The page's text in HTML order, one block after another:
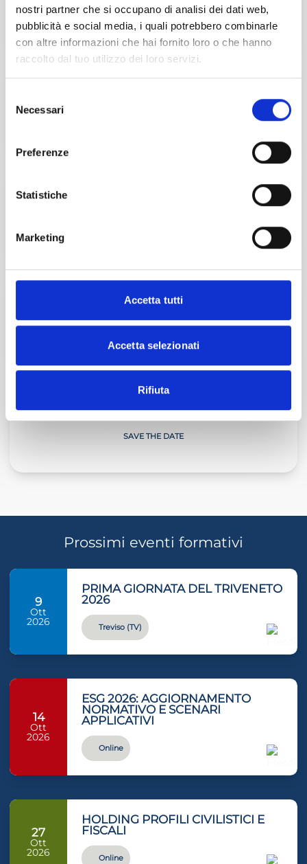
nostri partner che si occupano di analisi dei dati web,
pubblicità e social media, i quali potrebbero combinarle
con altre informazioni che hai fornito loro o che hanno
raccolto dal tuo utilizzo dei loro servizi.
delNecessari
Preferenze
Statistiche
Marketing
Accetta tutti
Accetta selezionati
Rifiuta
Padova (PD)
Esplora
Il Commercialista Veneto
SAVE THE DATE
Prossimi eventi formativi
9
Ott
2026
PRIMA GIORNATA DEL TRIVENETO
2026
Treviso (TV)
14
Ott
2026
ESG 2026: AGGIORNAMENTO
NORMATIVO E SCENARI
APPLICATIVI
Online
27
Ott
2026
HOLDING PROFILI CIVILISTICI E
FISCALI
Online